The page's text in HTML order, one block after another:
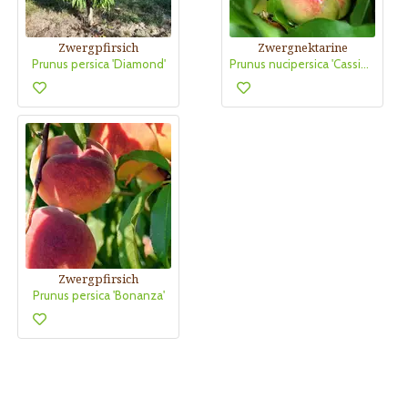
Zwergpfirsich
Prunus persica 'Diamond'
Zwergnektarine
Prunus nucipersica 'Cassiopeia'
Zwergpfirsich
Prunus persica 'Bonanza'